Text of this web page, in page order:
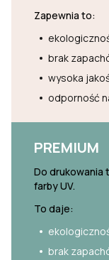
Zapewnia to:
brak
wysoka
odporność
PREMIUM
Do drukowania
farby UV.
To daje:
brak